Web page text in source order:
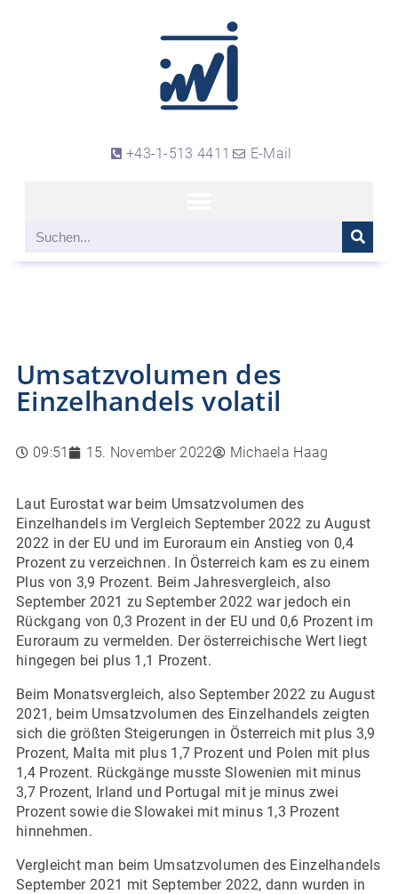
+43-1-513 4411 E-Mail
Umsatzvolumen des
Einzelhandels volatil
09:51 15. November 2022 Michaela Haag
Laut Eurostat war beim Umsatzvolumen des
Einzelhandels im Vergleich September 2022 zu August
2022 in der EU und im Euroraum ein Anstieg von 0,4
Prozent zu verzeichnen. In Österreich kam es zu einem
Plus von 3,9 Prozent. Beim Jahresvergleich, also
September 2021 zu September 2022 war jedoch ein
Rückgang von 0,3 Prozent in der EU und 0,6 Prozent im
Euroraum zu vermelden. Der österreichische Wert liegt
hingegen bei plus 1,1 Prozent.
Beim Monatsvergleich, also September 2022 zu August
2021, beim Umsatzvolumen des Einzelhandels zeigten
sich die größten Steigerungen in Österreich mit plus 3,9
Prozent, Malta mit plus 1,7 Prozent und Polen mit plus
1,4 Prozent. Rückgänge musste Slowenien mit minus
3,7 Prozent, Irland und Portugal mit je minus zwei
Prozent sowie die Slowakei mit minus 1,3 Prozent
hinnehmen.
Vergleicht man beim Umsatzvolumen des Einzelhandels
September 2021 mit September 2022, dann wurden in